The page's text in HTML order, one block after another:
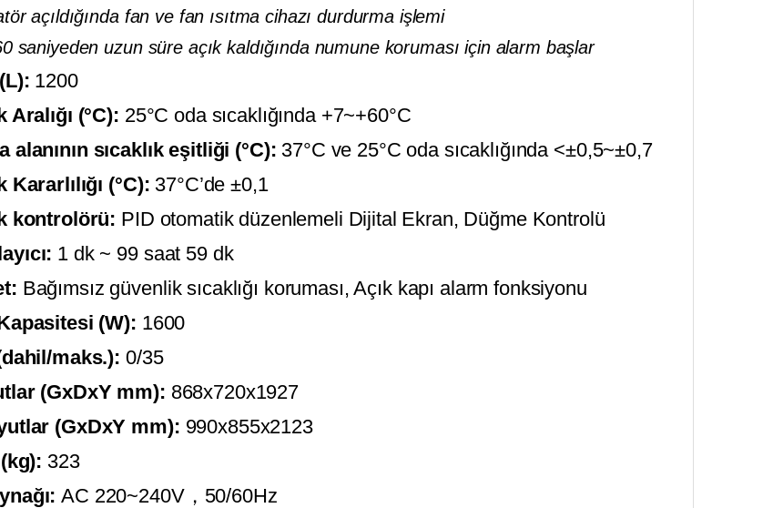
açıldığında fan ve fan ısıtma cihazı durdurma işlemi
saniyeden uzun süre açık kaldığında numune koruması için alarm başlar
1200
Aralığı (°C): 25°C oda sıcaklığında +7~+60°C
alanının sıcaklık eşitliği (°C): 37°C ve 25°C oda sıcaklığında <±0,5~±0,7
Kararlılığı (°C): 37°C’de ±0,1
kontrolörü: PID otomatik düzenlemeli Dijital Ekran, Düğme Kontrolü
1 dk ~ 99 saat 59 dk
Bağımsız güvenlik sıcaklığı koruması, Açık kapı alarm fonksiyonu
(W): 1600
maks.): 0/35
(GxDxY mm): 868x720x1927
(GxDxY mm): 990x855x2123
323
AC 220~240V，50/60Hz